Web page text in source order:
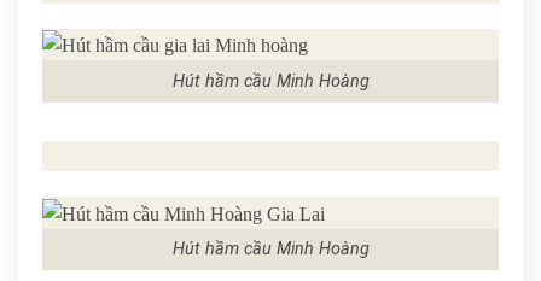
Hút hầm cầu Minh Hoàng
Hút hầm cầu Minh Hoàng